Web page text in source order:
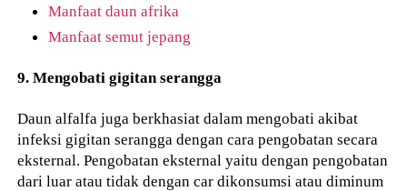
Manfaat daun afrika
Manfaat semut jepang
9. Mengobati gigitan serangga
Daun alfalfa juga berkhasiat dalam mengobati akibat
infeksi gigitan serangga dengan cara pengobatan secara
eksternal. Pengobatan eksternal yaitu dengan pengobatan
dari luar atau tidak dengan car dikonsumsi atau diminum